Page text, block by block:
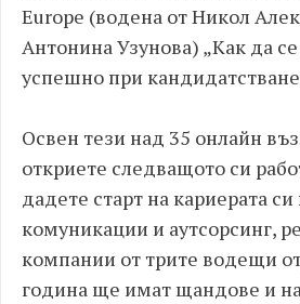
Europe (водена от Никол
Антонина Узунова) „Как да
успешно при кандидатстване
Освен тези над 35 онлайн
откриете следващото си
дадете старт на кариерата
комуникации и аутсорсинг,
компании от трите водещи
година ще имат щандове и